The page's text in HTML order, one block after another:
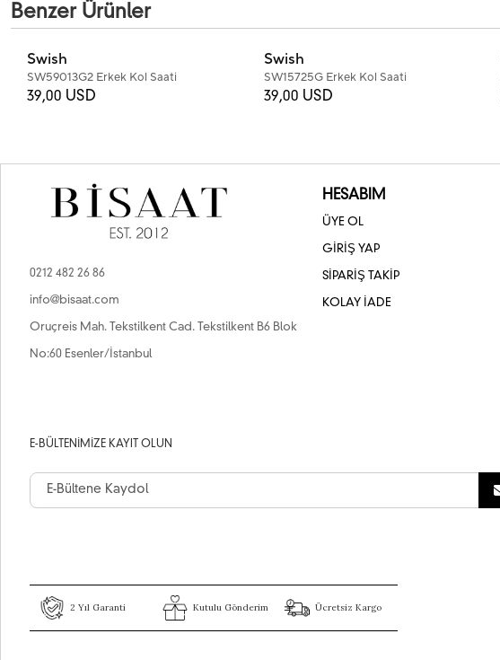
Benzer Ürünler
Swish
SW59013G2 Erkek Kol Saati
39,00 USD
Swish
SW15725G Erkek Kol Saati
39,00 USD
0212 482 26 86
info@bisaat.com
Oruçreis Mah. Tekstilkent Cad. Tekstilkent B6 Blok
No:60 Esenler/İstanbul
HESABIM
ÜYE OL
GİRİŞ YAP
SİPARİŞ TAKİP
KOLAY İADE
E-BÜLTENIMIZE KAYIT OLUN
2 Yıl Garanti Kutulu Gönderim Ücretsiz Kargo